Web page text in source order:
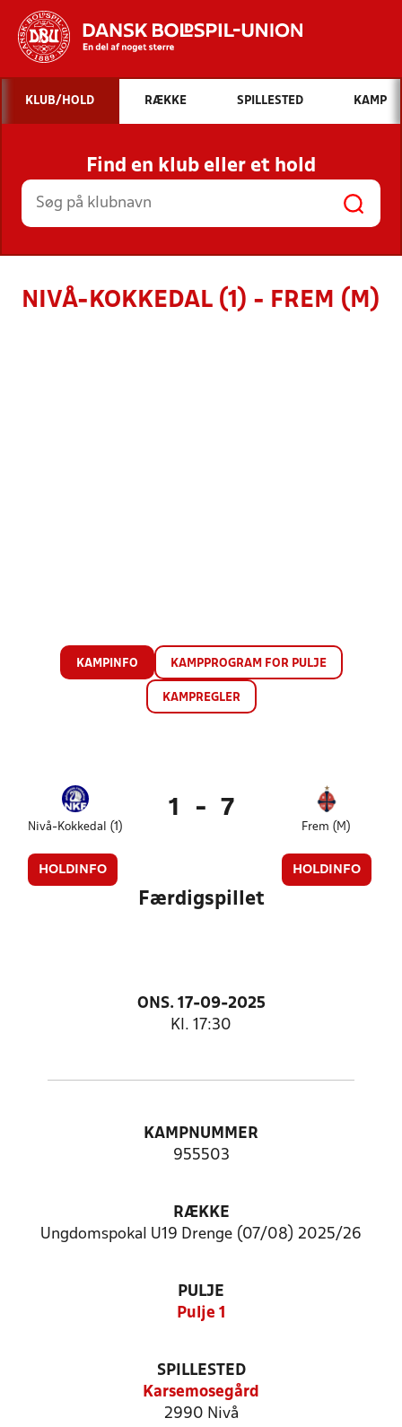
Hvad vil du søge efter?
INDHOLD OG NYHEDER
STILLINGER, RESULTATER, KLUBBER OG
HOLD
KLUB/HOLD RÆKKE SPILLESTED KAMP
Find en klub eller et hold
NIVÅ-KOKKEDAL (1) - FREM (M)
KAMPINFO KAMPPROGRAM FOR PULJE
KAMPREGLER
Nivå-Kokkedal (1)
HOLDINFO
1 - 7
Frem (M)
HOLDINFO
Færdigspillet
ONS. 17-09-2025
Kl. 17:30
KAMPNUMMER
955503
RÆKKE
Ungdomspokal U19 Drenge (07/08) 2025/26
PULJE
Pulje 1
SPILLESTED
Karsemosegård
2990 Nivå